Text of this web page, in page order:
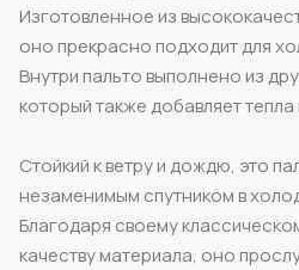
Изготовленное из
оно прекрасно подходит для
Внутри пальто выполнено из
который также добавляет
Стойкий к ветру и дождю, это
незаменимым спутником в
Благодаря своему
качеству материала, оно